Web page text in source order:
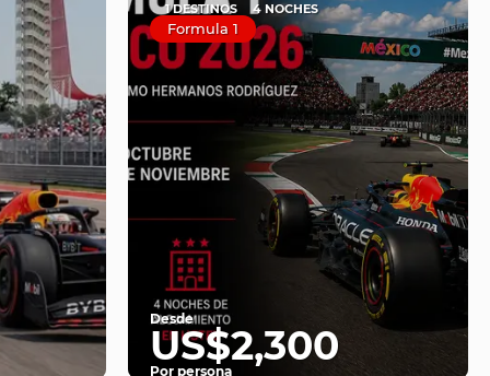
1 DESTINOS 4 NOCHES
Formula 1
Desde
US$2,300
Por persona